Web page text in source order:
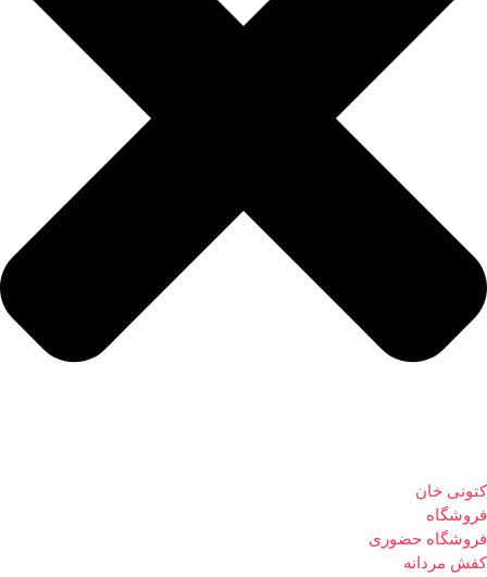
کتونی خان
فروشگاه
فروشگاه حضوری
کفش مردانه